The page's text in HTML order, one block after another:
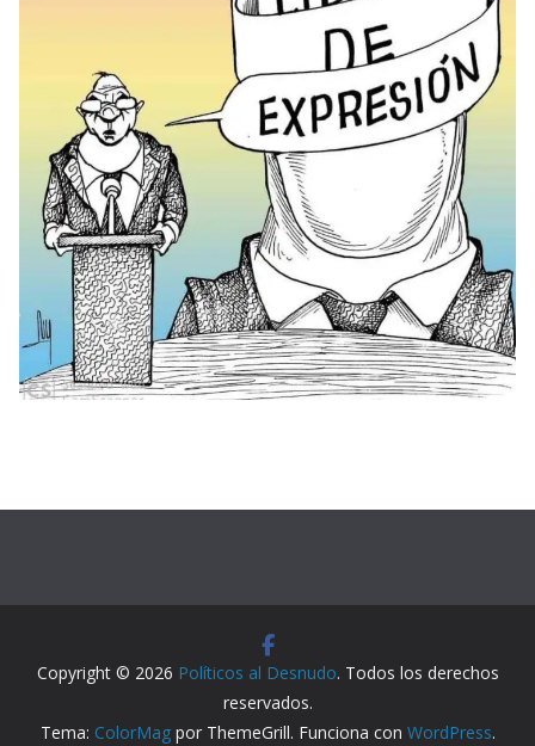
Copyright © 2026 Políticos al Desnudo. Todos los derechos
reservados.
Tema: ColorMagpor ThemeGrill. Funciona con WordPress.